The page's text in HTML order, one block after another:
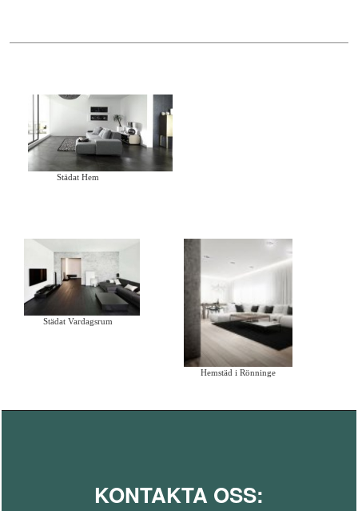
Städat Hem
Städat Vardagsrum
Hemstäd i Rönninge
KONTAKTA OSS: